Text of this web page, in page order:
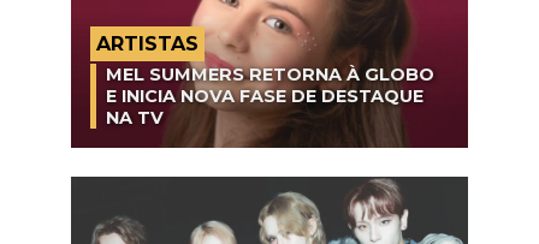
ARTISTAS
MEL SUMMERS RETORNA À GLOBO
E INICIA NOVA FASE DE DESTAQUE
NA TV